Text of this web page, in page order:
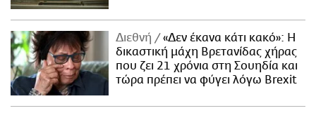
Διεθνή
«Δεν έκανα κάτι κακό»: Η
δικαστική μάχη Βρετανίδας χήρας
που ζει 21 χρόνια στη Σουηδία και
τώρα πρέπει να φύγει λόγω Brexit